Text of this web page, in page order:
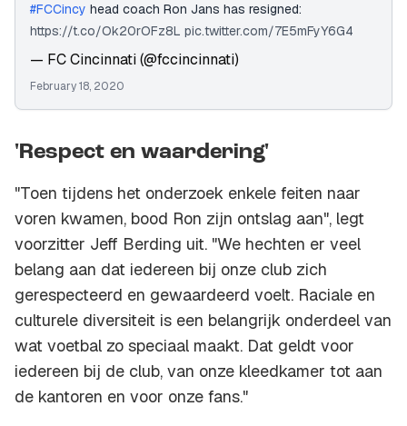
#FCCincy head coach Ron Jans has resigned:
https://t.co/Ok20rOFz8L pic.twitter.com/7E5mFyY6G4
— FC Cincinnati (@fccincinnati)
February 18, 2020
'Respect en waardering'
"Toen tijdens het onderzoek enkele feiten naar
voren kwamen, bood Ron zijn ontslag aan", legt
voorzitter Jeff Berding uit. "We hechten er veel
belang aan dat iedereen bij onze club zich
gerespecteerd en gewaardeerd voelt. Raciale en
culturele diversiteit is een belangrijk onderdeel van
wat voetbal zo speciaal maakt. Dat geldt voor
iedereen bij de club, van onze kleedkamer tot aan
de kantoren en voor onze fans."